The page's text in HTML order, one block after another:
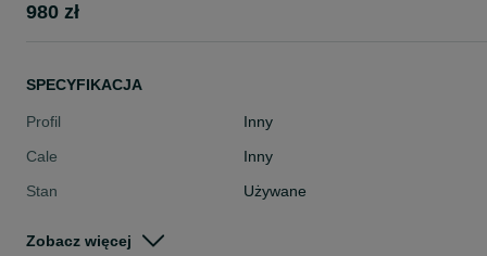
980 zł
SPECYFIKACJA
Profil
Inny
Cale
Inny
Stan
Używane
Zobacz więcej